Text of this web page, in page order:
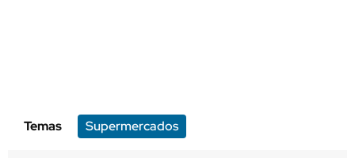
Temas Supermercados